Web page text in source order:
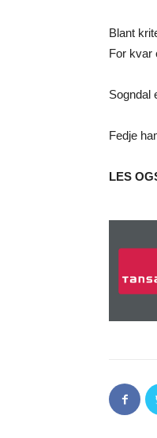
Blant
For kvar
Sogndal
Fedje
LES